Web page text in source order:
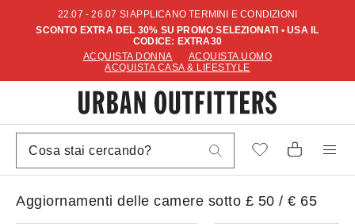
22.07 - 26.07 SI APPLICANO TERMINI E CONDIZIONI
SCONTO EXTRA DEL 30% SU PROMO SELEZIONATI • USA IL
CODICE: EXTRA30
ACQUISTA DONNA
ACQUISTA UOMO
ACQUISTA CASA & LIFESTYLE
Aggiornamenti delle camere sotto £ 50 / € 65